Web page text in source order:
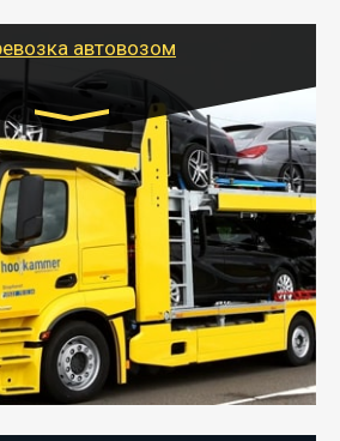
автовозом
км. Рассчитывается
от Тайгер Логистик – это
способ доставить несколько
за одну поездку в другой
компания организует доставку
подобрав оптимальный маршрут с
по пути следования.